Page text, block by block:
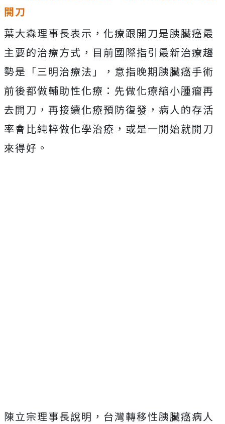
開刀
葉大森理事長表示，化療跟開刀是胰臟癌最
主要的治療方式，目前國際指引最新治療趨
勢是「三明治療法」，意指晚期胰臟癌手術
前後都做輔助性化療：先做化療縮小腫瘤再
去開刀，再接續化療預防復發，病人的存活
率會比純粹做化學治療，或是一開始就開刀
來得好。
陳立宗理事長說明，台灣轉移性胰臟癌病人